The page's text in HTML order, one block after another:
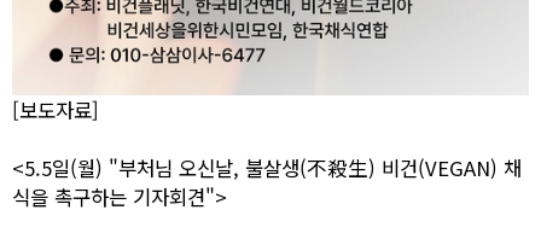
[보도자료]
<5.5일(월) "부처님 오신날, 불살생(不殺生) 비건(VEGAN) 채
식을 촉구하는 기자회견">